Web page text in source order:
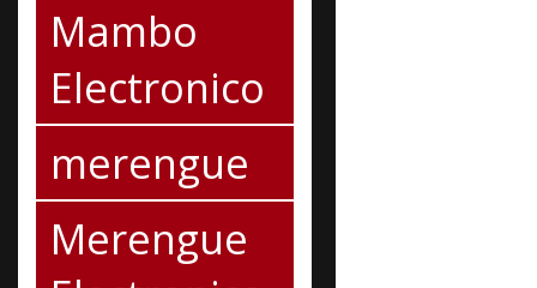
Mambo
Electronico
merengue
Merengue